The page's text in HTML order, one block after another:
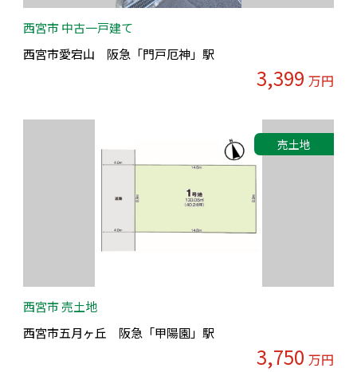
西宮市 中古一戸建て
西宮市愛宕山 阪急「門戸厄神」駅
3,399 万円
売土地
西宮市 売土地
西宮市五月ヶ丘 阪急「甲陽園」駅
3,750 万円